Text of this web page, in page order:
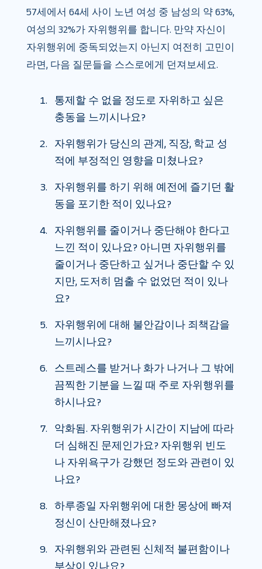
57세에서 64세 사이 노년 여성 중 남성의 약 63%,
여성의 32%가 자위행위를 합니다. 만약 자신이
자위행위에 중독되었는지 아닌지 여전히 고민이
라면, 다음 질문들을 스스로에게 던져보세요.
통제할 수 없을 정도로 자위하고 싶은
충동을 느끼시나요?
자위행위가 당신의 관계, 직장, 학교 성
적에 부정적인 영향을 미쳤나요?
자위행위를 하기 위해 예전에 즐기던 활
동을 포기한 적이 있나요?
자위행위를 줄이거나 중단해야 한다고
느낀 적이 있나요? 아니면 자위행위를
줄이거나 중단하고 싶거나 중단할 수 있
지만, 도저히 멈출 수 없었던 적이 있나
요?
자위행위에 대해 불안감이나 죄책감을
느끼시나요?
스트레스를 받거나 화가 나거나 그 밖에
끔찍한 기분을 느낄 때 주로 자위행위를
하시나요?
악화됨. 자위행위가 시간이 지남에 따라
더 심해진 문제인가요? 자위행위 빈도
나 자위욕구가 강했던 정도와 관련이 있
나요?
하루종일 자위행위에 대한 몽상에 빠져
정신이 산만해졌나요?
자위행위와 관련된 신체적 불편함이나
부상이 있나요?